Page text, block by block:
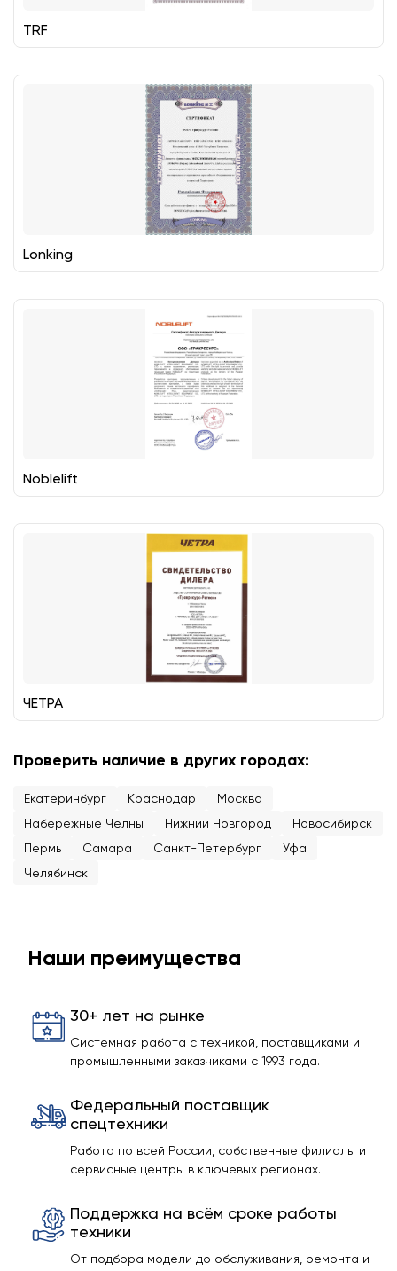
TRF
Lonking
Noblelift
ЧЕТРА
Проверить наличие в других городах:
Екатеринбург Краснодар
Москва
Набережные Челны
Нижний Новгород
Новосибирск
Пермь
Самара Санкт-Петербург
Уфа
Челябинск
Наши преимущества
30+ лет на рынке
Системная работа с техникой, поставщиками и
промышленными заказчиками с 1993 года.
Федеральный поставщик
спецтехники
Работа по всей России, собственные филиалы и
сервисные центры в ключевых регионах.
Поддержка на всём сроке работы
техники
От подбора модели до обслуживания, ремонта и